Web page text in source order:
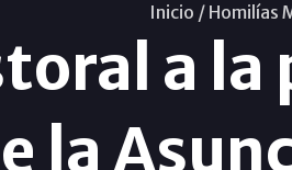
Inicio / Homilías
a la
la